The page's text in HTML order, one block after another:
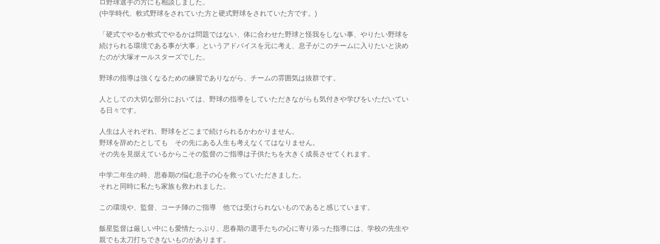
ロ野球選手の方にも相談しました。
(中学時代、軟式野球をされていた方と硬式野球をされていた方です。)
「硬式でやるか軟式でやるかは問題ではない、体に合わせた野球と怪我をしない事、やりたい野球を
続けられる環境である事が大事」というアドバイスを元に考え、息子がこのチームに入りたいと決め
たのが大塚オールスターズでした。
野球の指導は強くなるための練習でありながら、チームの雰囲気は抜群です。
人としての大切な部分においては、野球の指導をしていただきながらも気付きや学びをいただいてい
る日々です。
人生は人それぞれ、野球をどこまで続けられるかわかりません。
野球を辞めたとしても その先にある人生も考えなくてはなりません。
その先を見据えているからこその監督のご指導は子供たちを大きく成長させてくれます。
中学二年生の時、思春期の悩む息子の心を救っていただきました。
それと同時に私たち家族も救われました。
この環境や、監督、コーチ陣のご指導 他では受けられないものであると感じています。
飯星監督は厳しい中にも愛情たっぷり、思春期の選手たちの心に寄り添った指導には、学校の先生や
親でも太刀打ちできないものがあります。